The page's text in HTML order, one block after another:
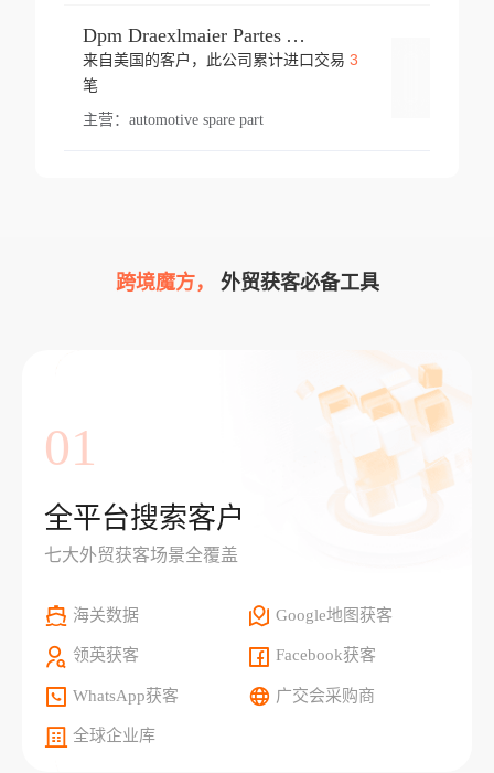
Dpm Draexlmaier Partes Automotrices Corr Ind Huejotzingo
来自美国的客户，此公司累计进口交易 3
笔
主营： automotive spare part
跨境魔方， 外贸获客必备工具
01
全平台搜索客户
七大外贸获客场景全覆盖
海关数据 Google地图获客
领英获客 Facebook获客
WhatsApp获客 广交会采购商
全球企业库